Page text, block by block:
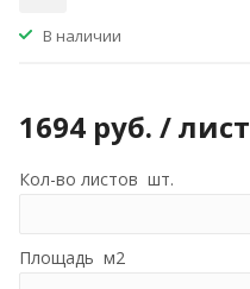
В наличии
1694 руб. / лист
Кол-во листов шт.
Площадь м2